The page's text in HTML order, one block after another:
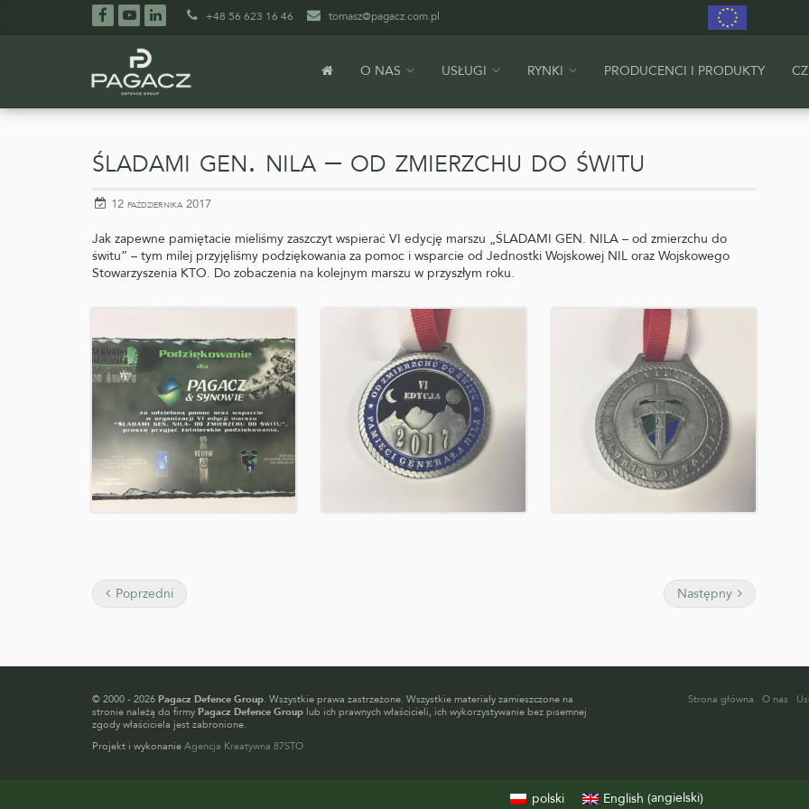
Przejdź
+48 56 623 16 46 tomasz@pagacz.com.pl
STRONA
O NAS USŁUGI RYNKI PRODUCENCI I PRODUKTY
śladami gen. nila – od zmierzchu do świtu
opublikowano
12 października 2017
Jak zapewne pamiętacie mieliśmy zaszczyt wspierać VI edycję marszu „ŚLADAMI GEN. NILA – od zmierzchu do
świtu” – tym milej przyjęliśmy podziękowania za pomoc i wsparcie od Jednostki Wojskowej NIL oraz Wojskowego
Stowarzyszenia KTO. Do zobaczenia na kolejnym marszu w przyszłym roku.
Poprzedni Następny
Strona główna O nas
© 2000 - 2026 Pagacz Defence Group. Wszystkie prawa zastrzeżone. Wszystkie materiały zamieszczone na
stronie należą do firmy Pagacz Defence Group lub ich prawnych właścicieli, ich wykorzystywanie bez pisemnej
zgody właściciela jest zabronione.
Projekt i wykonanie Agencja Kreatywna 87STO
polski English (angielski)